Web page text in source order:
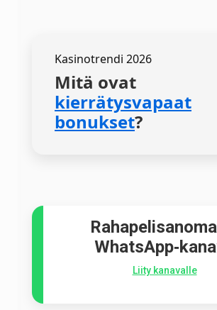
Kasinotrendi 2026
Mitä ovat
kierrätysvapaat
bonukset?
Liity kanavalle